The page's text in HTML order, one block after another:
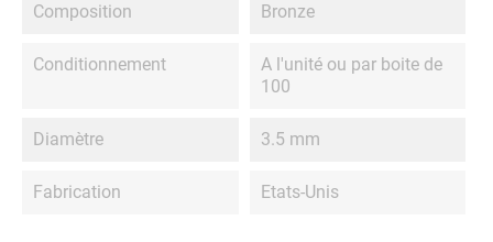
Composition Bronze
Conditionnement
A l'unité ou par boite de
100
Diamètre 3.5 mm
Fabrication Etats-Unis